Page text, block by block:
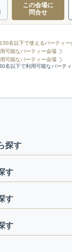
この会場に
問合せ
130名以下で使えるパーティー
可能なパーティー会場
可能なパーティー会場
名以下で利用可能なパーテ
探す
す
す
す